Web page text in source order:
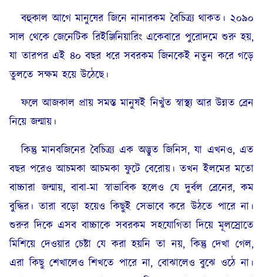
বহুকাল আগে মানুষের জিনে নানারকম বৈচিত্র্য থাকত। ২০৯০
সাল থেকে জেনেটিক রিইঞ্জিনিয়ারিং একেবারে পুরোদমে শুরু হয়,
যা তারপর এই ৪০ বছর ধরে সবরকম জিনকেই নতুন করে গড়ে
তুলতে সক্ষম হয়ে উঠেছে।
ফলে আজকাল প্রায় সমস্ত মানুষই নিখুঁত স্বাস্থ্য আর উন্নত ব্রেন
নিয়ে জন্মায়।
কিন্তু মানবজিনের বৈচিত্র্য এক অদ্ভুত জিনিস, যা এখনও, এত
বছর পরেও আচমকা আচমকা ফুটে বেরোয়। তখন ইলমের মতো
বাচ্চারা জন্মায়, বাবা-মা স্বাভাবিক হলেও যে দুর্বল ব্রেনের, কম
বুদ্ধির। তারা বড়ো হয়েও কিছুই সেভাবে করে উঠতে পারে না।
শুরুর দিকে এসব বাচ্চাকে সবরকম সহযোগিতা দিয়ে মূলস্রোতে
মিশিয়ে দেওয়ার চেষ্টা যে করা হয়নি তা নয়, কিন্তু দেখা গেল,
এরা কিছু শেখালেও শিখতে পারে না, বোঝালেও বুঝে ওঠে না।